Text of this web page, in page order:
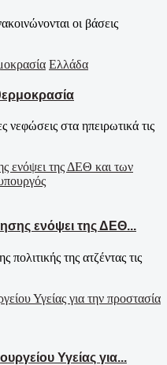
οι βάσεις
Ελλάδα
νεφώσεις στα ηπειρωτικά τις
ενόψει της ΔΕΘ...
της ατζέντας τις
Υγείας για...